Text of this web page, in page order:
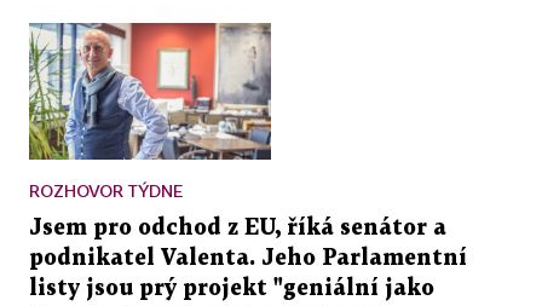
ROZHOVOR TÝDNE
Jsem pro odchod z EU, říká senátor a
podnikatel Valenta. Jeho Parlamentní
listy jsou prý projekt "geniální jako